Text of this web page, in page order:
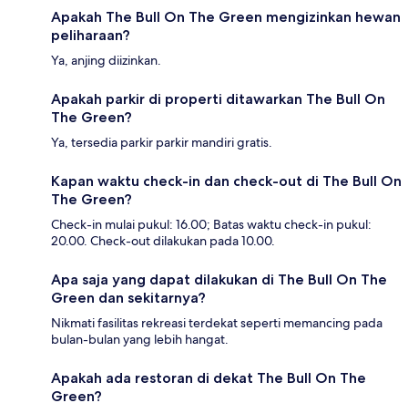
Apakah The Bull On The Green mengizinkan hewan
peliharaan?
Ya, anjing diizinkan.
Apakah parkir di properti ditawarkan The Bull On
The Green?
Ya, tersedia parkir parkir mandiri gratis.
Kapan waktu check-in dan check-out di The Bull On
The Green?
Check-in mulai pukul: 16.00; Batas waktu check-in pukul:
20.00. Check-out dilakukan pada 10.00.
Apa saja yang dapat dilakukan di The Bull On The
Green dan sekitarnya?
Nikmati fasilitas rekreasi terdekat seperti memancing pada
bulan-bulan yang lebih hangat.
Apakah ada restoran di dekat The Bull On The
Green?